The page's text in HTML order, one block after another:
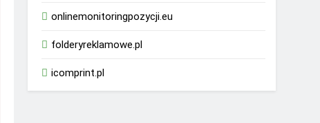
onlinemonitoringpozycji.eu
folderyreklamowe.pl
icomprint.pl